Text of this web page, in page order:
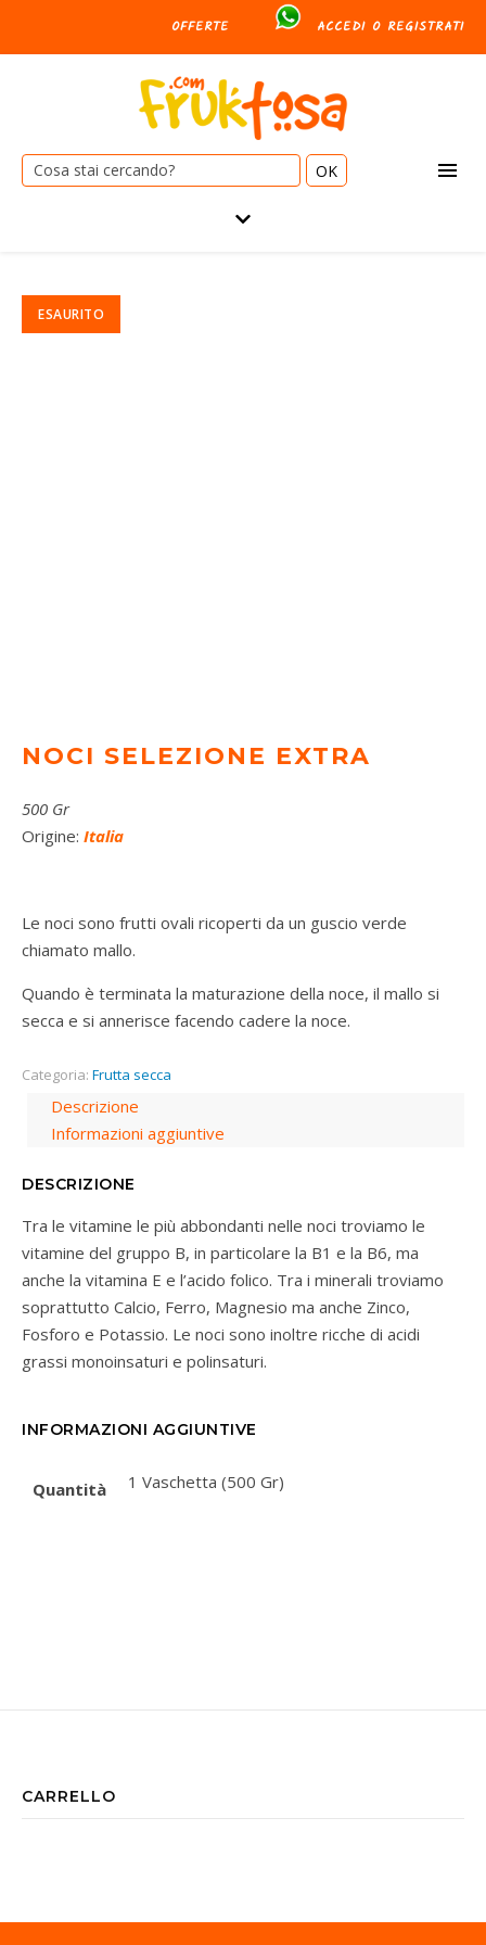
OFFERTE ACCEDI O REGISTRATI
Cerca:
NOCI SELEZIONE EXTRA
500 Gr
Origine: Italia
Le noci sono frutti ovali ricoperti da un guscio verde
chiamato mallo.
Quando è terminata la maturazione della noce, il mallo si
secca e si annerisce facendo cadere la noce.
Categoria: Frutta secca
Descrizione
Informazioni aggiuntive
DESCRIZIONE
Tra le vitamine le più abbondanti nelle noci troviamo le
vitamine del gruppo B, in particolare la B1 e la B6, ma
anche la vitamina E e l’acido folico. Tra i minerali troviamo
soprattutto Calcio, Ferro, Magnesio ma anche Zinco,
Fosforo e Potassio. Le noci sono inoltre ricche di acidi
grassi monoinsaturi e polinsaturi.
INFORMAZIONI AGGIUNTIVE
Quantità 1 Vaschetta (500 Gr)
CARRELLO